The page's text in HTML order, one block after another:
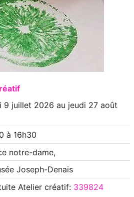
9 juillet 2026 au jeudi 27 août
à 16h30
notre-dame,
Joseph-Denais
Atelier créatif: 339824